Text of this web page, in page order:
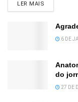
LER MAIS
6 DE
do
27 DE